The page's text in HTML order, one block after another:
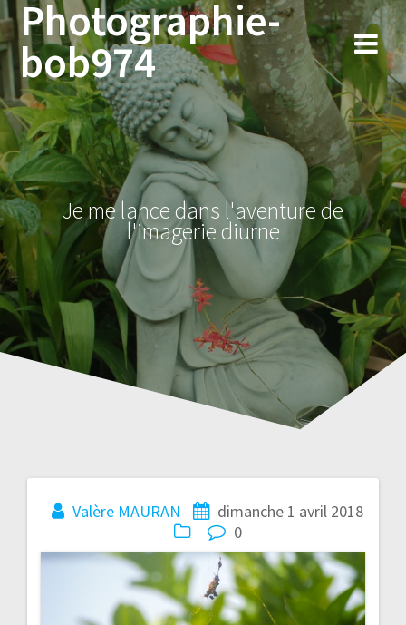
Skip
to
content
Photographie-
bob974
Je me lance dans l'aventure de
l'imagerie diurne
Valère MAURAN
dimanche 1 avril 2018
0
Navigation
de
l’article